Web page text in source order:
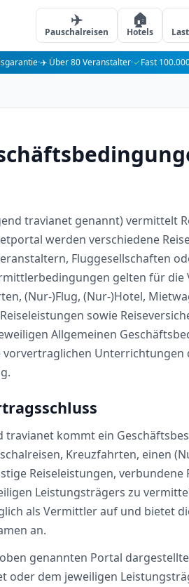
✈️
Pauschalreisen
🏠
Hotels
·✈️ Über 80 Veranstalter·✓Fast
travianet genannt) vermittelt
werden verschiedene
Fluggesellschaften
gelten für
(Nur-)Flug, (Nur-)Hotel,
sowie
Allgemeinen
travianet kommt ein
Kreuzfahrten, einen
Reiseleistungen,
Leistungsträgers zu
als Vermittler auf und bietet
an.
genannten Portal
oder dem jeweiligen